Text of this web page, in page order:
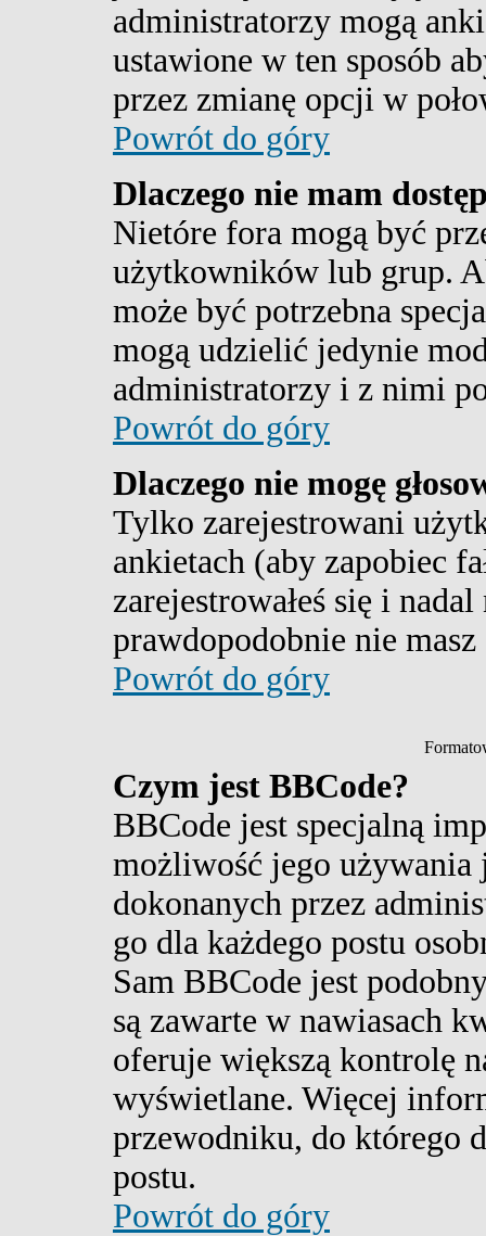
administratorzy mogą
ustawione w ten sposób
przez zmianę opcji w
Powrót do góry
Dlaczego nie mam
Nietóre fora mogą być
użytkowników lub grup.
może być potrzebna
mogą udzielić jedynie
administratorzy i z nimi
Powrót do góry
Dlaczego nie mogę
Tylko zarejestrowani
ankietach (aby zapobiec
zarejestrowałeś się i
prawdopodobnie nie
Powrót do góry
Czym jest BBCode?
BBCode jest specjalną
możliwość jego używania
dokonanych przez
go dla każdego postu
Sam BBCode jest
są zawarte w nawiasach
oferuje większą kontrolę
wyświetlane. Więcej
przewodniku, do którego
postu.
Powrót do góry